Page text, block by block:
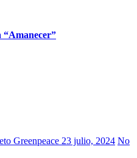
“Amanecer”
Greenpeace 23 julio, 2024 No